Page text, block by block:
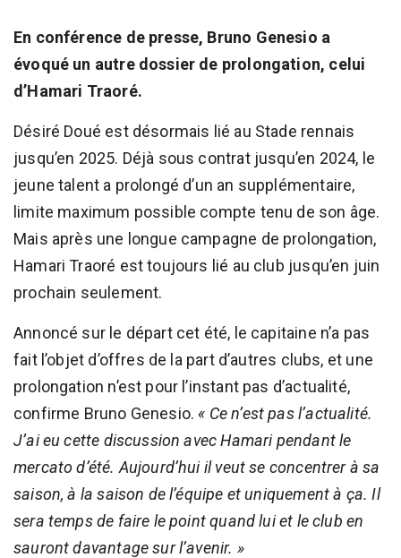
En conférence de presse, Bruno Genesio a
évoqué un autre dossier de prolongation, celui
d’Hamari Traoré.
Désiré Doué est désormais lié au Stade rennais
jusqu’en 2025. Déjà sous contrat jusqu’en 2024, le
jeune talent a prolongé d’un an supplémentaire,
limite maximum possible compte tenu de son âge.
Mais après une longue campagne de prolongation,
Hamari Traoré est toujours lié au club jusqu’en juin
prochain seulement.
Annoncé sur le départ cet été, le capitaine n’a pas
fait l’objet d’offres de la part d’autres clubs, et une
prolongation n’est pour l’instant pas d’actualité,
confirme Bruno Genesio. « Ce n’est pas l’actualité.
J’ai eu cette discussion avec Hamari pendant le
mercato d’été. Aujourd’hui il veut se concentrer à sa
saison, à la saison de l’équipe et uniquement à ça. Il
sera temps de faire le point quand lui et le club en
sauront davantage sur l’avenir. »